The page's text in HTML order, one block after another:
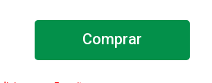
Comprar